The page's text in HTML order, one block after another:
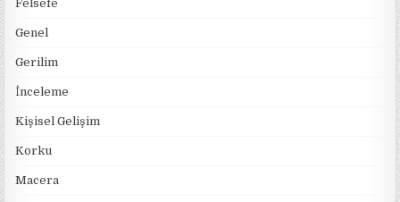
Felsefe
Genel
Gerilim
İnceleme
Kişisel Gelişim
Korku
Macera